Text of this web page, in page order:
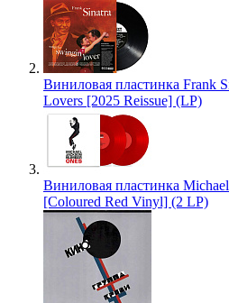
Виниловая пластинка Frank
Lovers [2025 Reissue] (LP)
Виниловая пластинка
[Coloured Red Vinyl] (2 LP)